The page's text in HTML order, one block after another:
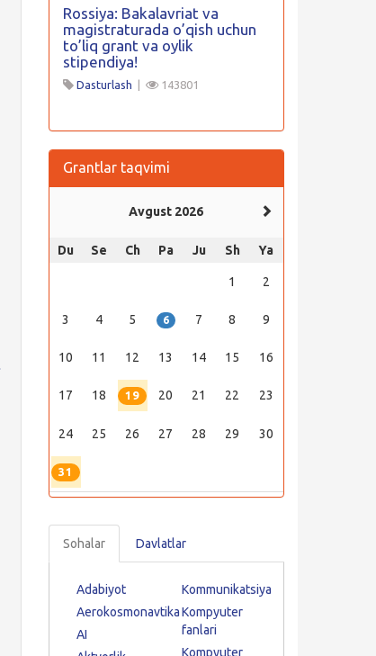
Rossiya: Bakalavriat va
magistraturada o’qish uchun
to’liq grant va oylik
stipendiya!
Dasturlash 143801
Grantlar taqvimi
Avgust 2026
Du Se Ch Pa Ju Sh Ya
1 2
3 4 5 6 7 8 9
10 11 12 13 14 15 16
17 18 19 20 21 22 23
24 25 26 27 28 29 30
31
Sohalar Davlatlar
Adabiyot
Aerokosmonavtika
AI
Kommunikatsiya
Kompyuter
fanlari
Kompyuter